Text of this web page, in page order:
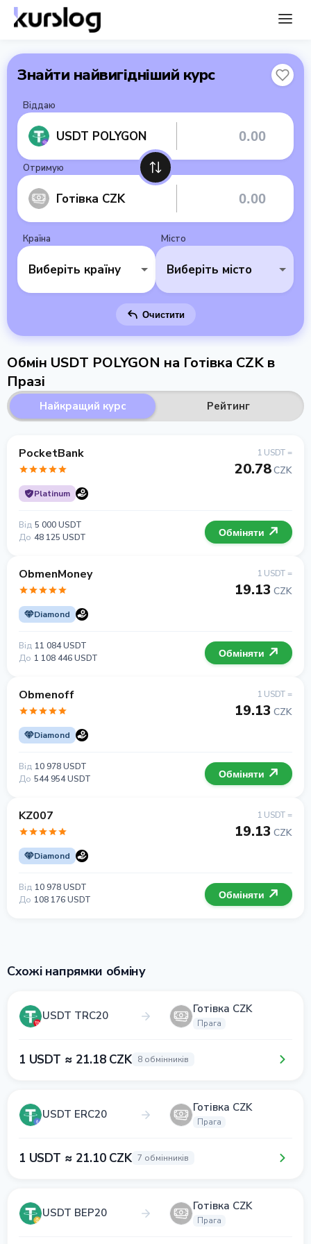
Знайти найвигідніший курс
Віддаю
USDT POLYGON
Отримую
Готівка CZK
Країна
Виберіть країну
Місто
Виберіть місто
Очистити
Обмін USDT POLYGON на Готівка CZK в
Празі
Найкращий курс Рейтинг
PocketBank
Platinum
1 USDT =
20.78CZK
Від 5 000 USDT
До 48 125 USDT Обміняти
ObmenMoney
Diamond
1 USDT =
19.13 CZK
Від 11 084 USDT
До 1 108 446 USDT Обміняти
Obmenoff
Diamond
1 USDT =
19.13 CZK
Від 10 978 USDT
До 544 954 USDT Обміняти
KZ007
Diamond
1 USDT =
19.13 CZK
Від 10 978 USDT
До 108 176 USDT Обміняти
Схожі напрямки обміну
USDT TRC20 Готівка CZK
Прага
1 USDT ≈ 21.18 CZK 8 обмінників
USDT ERC20 Готівка CZK
Прага
1 USDT ≈ 21.10 CZK 7 обмінників
USDT BEP20 Готівка CZK
Прага